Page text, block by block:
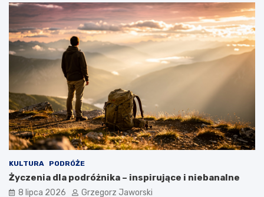
KULTURA PODRÓŻE
Życzenia dla podróżnika – inspirujące i niebanalne
8 lipca 2026 Grzegorz Jaworski